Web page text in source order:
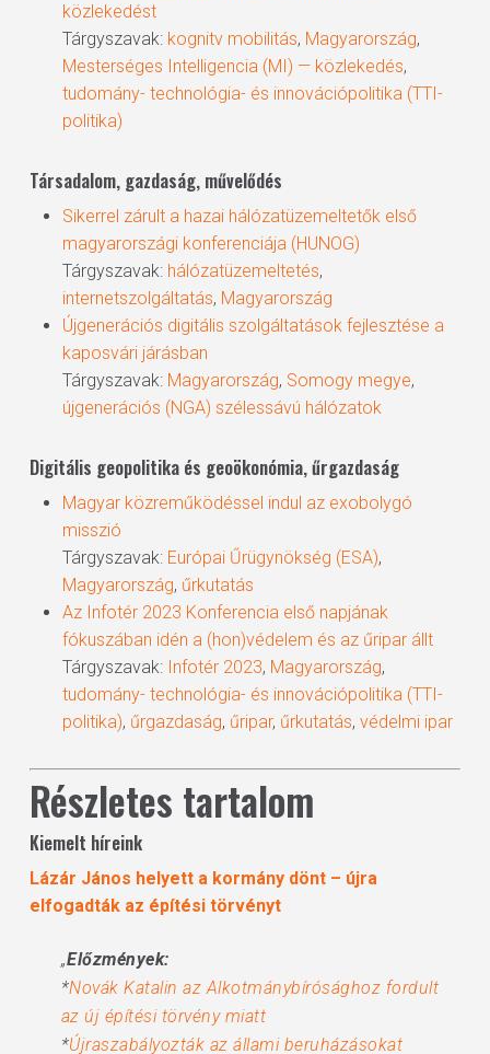
közlekedést
Tárgyszavak: kognitv mobilitás, Magyarország,
Mesterséges Intelligencia (MI) — közlekedés,
tudomány- technológia- és innovációpolitika (TTI-
politika)
Társadalom, gazdaság, művelődés
Sikerrel zárult a hazai hálózatüzemeltetők első
magyarországi konferenciája (HUNOG)
Tárgyszavak: hálózatüzemeltetés,
internetszolgáltatás, Magyarország
Újgenerációs digitális szolgáltatások fejlesztése a
kaposvári járásban
Tárgyszavak: Magyarország, Somogy megye,
újgenerációs (NGA) szélessávú hálózatok
Digitális geopolitika és geoökonómia, űrgazdaság
Magyar közreműködéssel indul az exobolygó
misszió
Tárgyszavak: Európai Űrügynökség (ESA),
Magyarország, űrkutatás
Az Infotér 2023 Konferencia első napjának
fókuszában idén a (hon)védelem és az űripar állt
Tárgyszavak: Infotér 2023, Magyarország,
tudomány- technológia- és innovációpolitika (TTI-
politika), űrgazdaság, űripar, űrkutatás, védelmi ipar
Részletes tartalom
Kiemelt híreink
Lázár János helyett a kormány dönt – újra
elfogadták az építési törvényt
„Előzmények:
*Novák Katalin az Alkotmánybírósághoz fordult
az új építési törvény miatt
*Újraszabályozták az állami beruházásokat